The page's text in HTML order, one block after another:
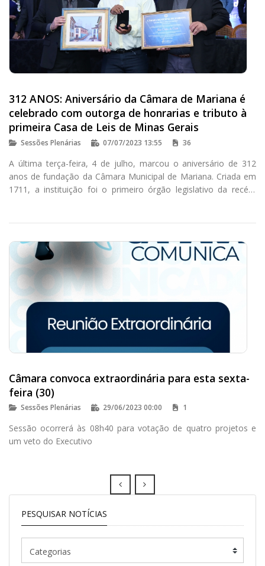
312 ANOS: Aniversário da Câmara de Mariana é
celebrado com outorga de honrarias e tributo à
primeira Casa de Leis de Minas Gerais
Sessões Plenárias 07/07/2023 13:55 36
A última terça-feira, 4 de julho, marcou o aniversário de 312
anos de fundação da Câmara Municipal de Mariana. Criada em
1711, a instituição foi o primeiro órgão legislativo da recém
Câmara convoca extraordinária para esta sexta-
feira (30)
Sessões Plenárias 29/06/2023 00:00 1
Sessão ocorrerá às 08h40 para votação de quatro projetos e
um veto do Executivo
Prev Next
PESQUISAR NOTÍCIAS